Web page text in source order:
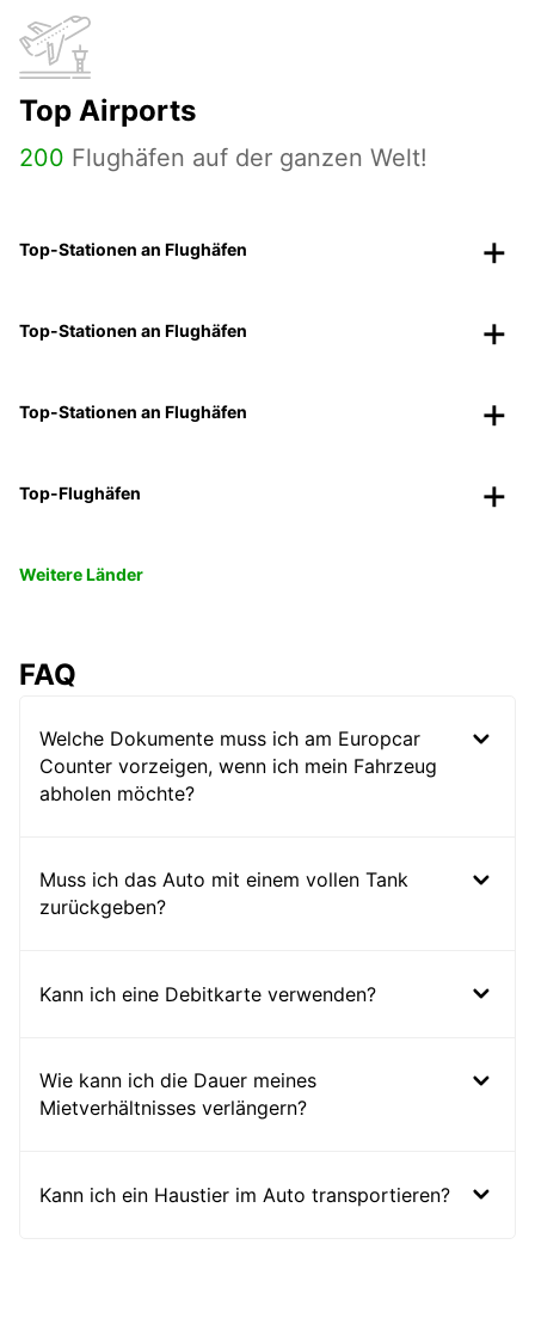
Top Airports
200 Flughäfen auf der ganzen Welt!
Top-Stationen an Flughäfen
Top-Stationen an Flughäfen
Top-Stationen an Flughäfen
Top-Flughäfen
Weitere Länder
FAQ
Welche Dokumente muss ich am Europcar
Counter vorzeigen, wenn ich mein Fahrzeug
abholen möchte?
Muss ich das Auto mit einem vollen Tank
zurückgeben?
Kann ich eine Debitkarte verwenden?
Wie kann ich die Dauer meines
Mietverhältnisses verlängern?
Kann ich ein Haustier im Auto transportieren?